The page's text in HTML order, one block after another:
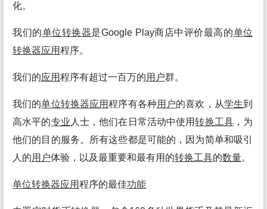
化。
我们的单位转换器是Google Play商店中评价最高的单位
转换器应用程序。
我们的应用程序有超过一百万的用户群。
我们的单位转换器应用程序有各种用户的喜欢，从学生到
高水平的专业 人士，他们在日常活动中使用转换工具，为
他们的目的服务。所有这些都是可能的，因为简单和吸引
人的用户体验，以及最重要和最有用的转换工具的数量。
单位转换器应用程序的最佳功能